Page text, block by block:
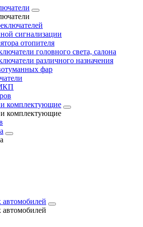
сигнализации
отопителя
головного света, салона
различного назначения
фар
и комплектующие
и комплектующие
автомобилей
автомобилей